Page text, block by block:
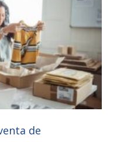
de